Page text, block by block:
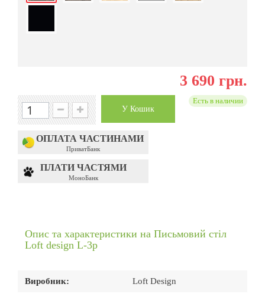
3 690 грн.
У Кошик
Есть в наличии
ОПЛАТА ЧАСТИНАМИ
ПриватБанк
ПЛАТИ ЧАСТЯМИ
МоноБанк
Опис та характеристики на Письмовий стіл
Loft design L-3p
Виробник: Loft Design